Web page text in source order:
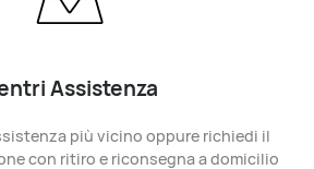
Assistenza
più vicino oppure richiedi il
con ritiro e riconsegna a domicilio